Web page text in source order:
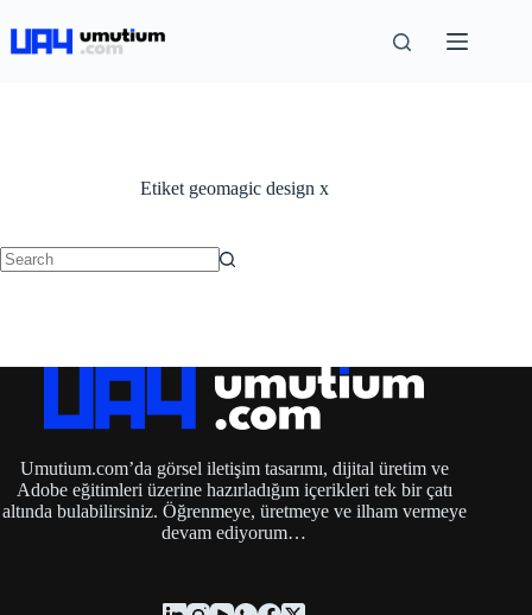
Etiketgeomagic design x
Umutium.com’da görsel iletişim tasarımı, dijital üretim ve
Adobe eğitimleri üzerine hazırladığım içerikleri tek bir çatı
altında bulabilirsiniz. Öğrenmeye, üretmeye ve ilham vermeye
devam ediyorum…